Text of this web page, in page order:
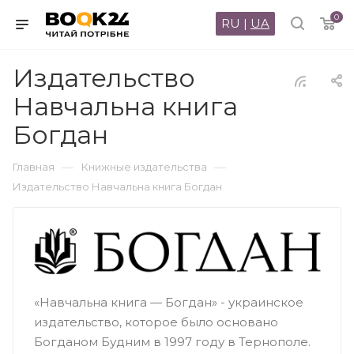
0
RU | UA
Издательство
Навчальна книга
Богдан
Главная — Книжные издательства —
Издательство Навчальна книга Богдан
«Навчальна книга — Богдан» - украинское
издательство, которое было основано
Богданом Будним в 1997 году в Тернополе.